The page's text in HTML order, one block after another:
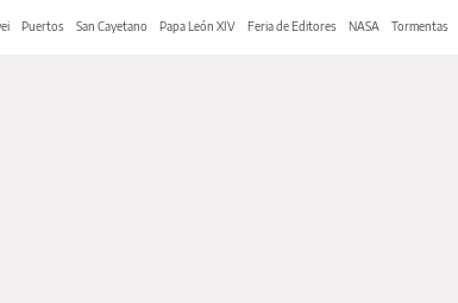
Puertos San Cayetano Papa León XIV Feria de Editores NASA Tormentas